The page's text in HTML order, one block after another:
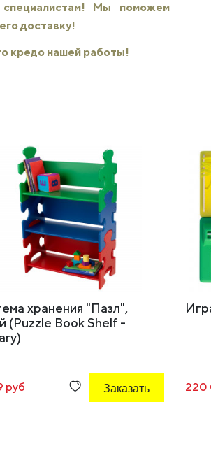
Мы поможем
доставку!
кредо нашей работы!
хранения "Пазл",
(Puzzle Book Shelf -
руб Заказать 220